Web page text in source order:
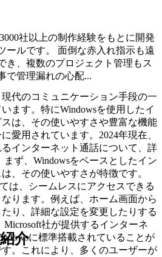
代のコミュニケーション手段の一
ます。特にWindowsを使用したイ
は、その使いやすさや豊富な機能
愛用されています。2024年現在、
インターネット通話について、詳
ず、Windowsをベースとしたイン
、その使いやすさが特徴です。
は、シームレスにアクセスできる
ります。例えば、ホーム画面から
り、詳細な設定を変更したりする
社が提供するインターネ
に標準搭載されていることが
。これにより、多くのユーザーが
社以上の制作経験をもとに開発
ールです。 面倒な赤入れ指示も遠
き、複数のプロジェクト管理もス
で管理漏れの心配...
介